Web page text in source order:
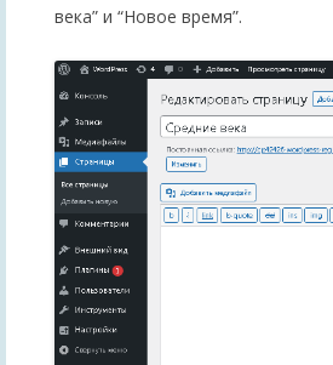
века” и “Новое время”.